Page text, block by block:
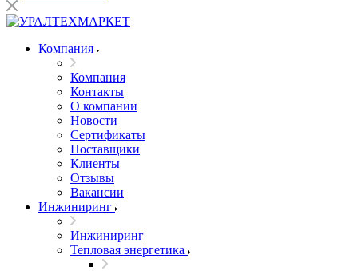
Компания
Компания
Контакты
О компании
Новости
Сертификаты
Поставщики
Клиенты
Отзывы
Вакансии
Инжиниринг
Инжиниринг
Тепловая энергетика